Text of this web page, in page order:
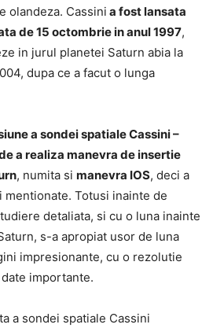
olandeza. Cassini a fost lansata
de 15 octombrie in anul 1997,
in jurul planetei Saturn abia la
dupa ce a facut o lunga
a sondei spatiale Cassini –
a realiza manevra de insertie
, numita si manevra IOS, deci a
Totusi inainte de
detaliata, si cu o luna inainte
s-a apropiat usor de luna
impresionante, cu o rezolutie
importante.
a sondei spatiale Cassini